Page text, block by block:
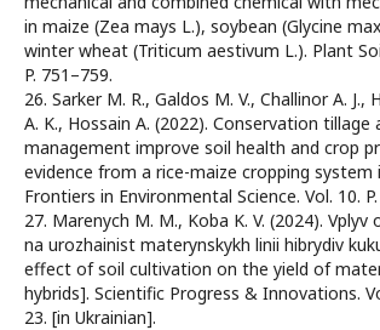
in maize (Zea mays L.), soybean (Glycine
winter wheat (Triticum aestivum L.). Plant
P. 751–759.
26. Sarker M. R., Galdos M. V., Challinor A. J.,
A. K., Hossain A. (2022). Сonservation tillage
management improve soil health and crop
evidence from a rice-maize cropping system
Frontiers in Environmental Science. Vol. 10.
27. Marenych M. M., Koba K. V. (2024).
na urozhainist materynskykh linii hibrydiv
effect of soil cultivation on the yield of
hybrids]. Scientific Progress & Innovations.
23. [in Ukrainian].